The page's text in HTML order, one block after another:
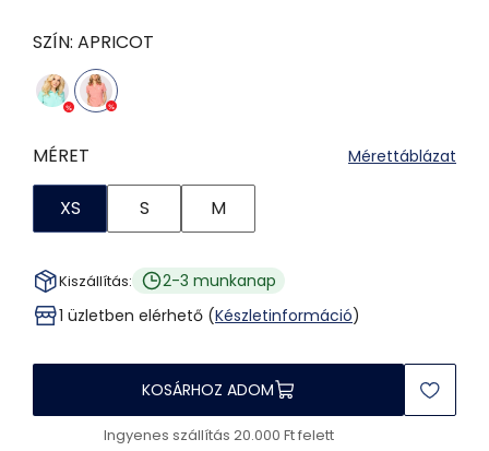
SZÍN: APRICOT
MÉRET Mérettáblázat
XS S M
Kiszállítás:
2-3 munkanap
1 üzletben elérhető (Készletinformáció)
KOSÁRHOZ ADOM
Ingyenes szállítás 20.000 Ft felett